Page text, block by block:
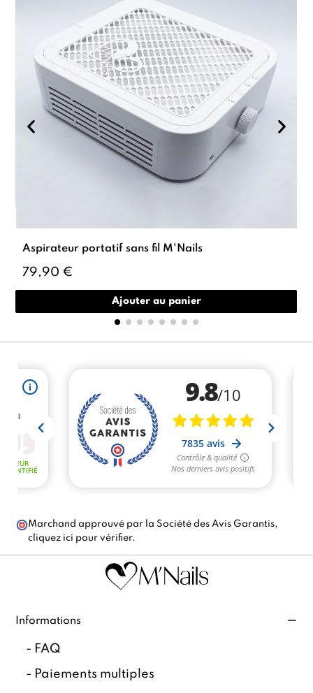
Aspirateur portatif sans fil M'Nails
79,90 €
Ajouter au panier
Marchand approuvé par la Société des Avis Garantis,
cliquez ici pour vérifier.
Informations
- FAQ
- Paiements multiples